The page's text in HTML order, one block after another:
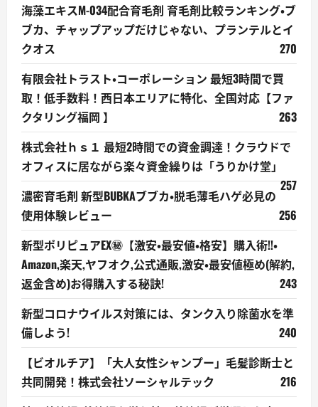
海藻エキスM-034配合育毛剤 育毛剤比較ランキング・ブ
ブカ、チャップアップだけじゃない、プランテルとイ
クオス
270
有限会社トラスト・コーポレーション 最短3時間で買
取！低手数料！西日本エリアに特化、全国対応【ファ
クタリング福岡 】
263
株式会社ｈｓ１ 最短2時間での資金調達！クラウドで
オフィスに居ながら楽々資金繰りは「うりかけ堂」
257
濃密育毛剤 新型BUBKAブブカ・脱毛薄毛ハゲ必見の
使用体験レビュー
256
新型ポリピュアEX㊙【激安・最安値・格安】購入術!!・
Amazon,楽天,ヤフオク,公式通販,激安・最安値極め(解約,
返金含め)お得購入する秘訣!
243
新型コロナウイルス対策には、タンク入り除菌水を準
備しよう!
240
【ビオルチア】「大人女性シャンプー」毛髪診断士と
共同開発！株式会社ソーシャルテック
216